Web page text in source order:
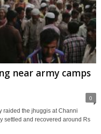
near army camps
0
raided the jhuggis at Channi
settled and recovered around Rs